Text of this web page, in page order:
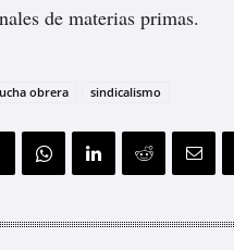
de materias primas.
obrera sindicalismo